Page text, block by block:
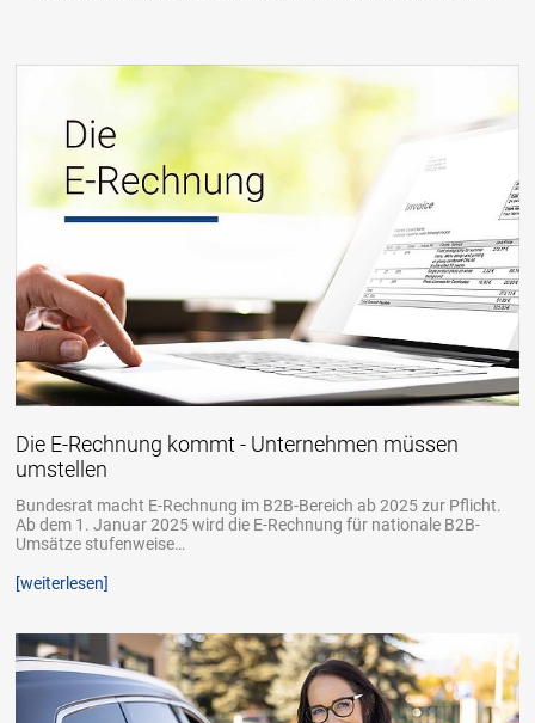
Die E-Rechnung kommt - Unternehmen müssen
umstellen
Bundesrat macht E-Rechnung im B2B-Bereich ab 2025 zur Pflicht.
Ab dem 1. Januar 2025 wird die E-Rechnung für nationale B2B-
Umsätze stufenweise…
[weiterlesen]